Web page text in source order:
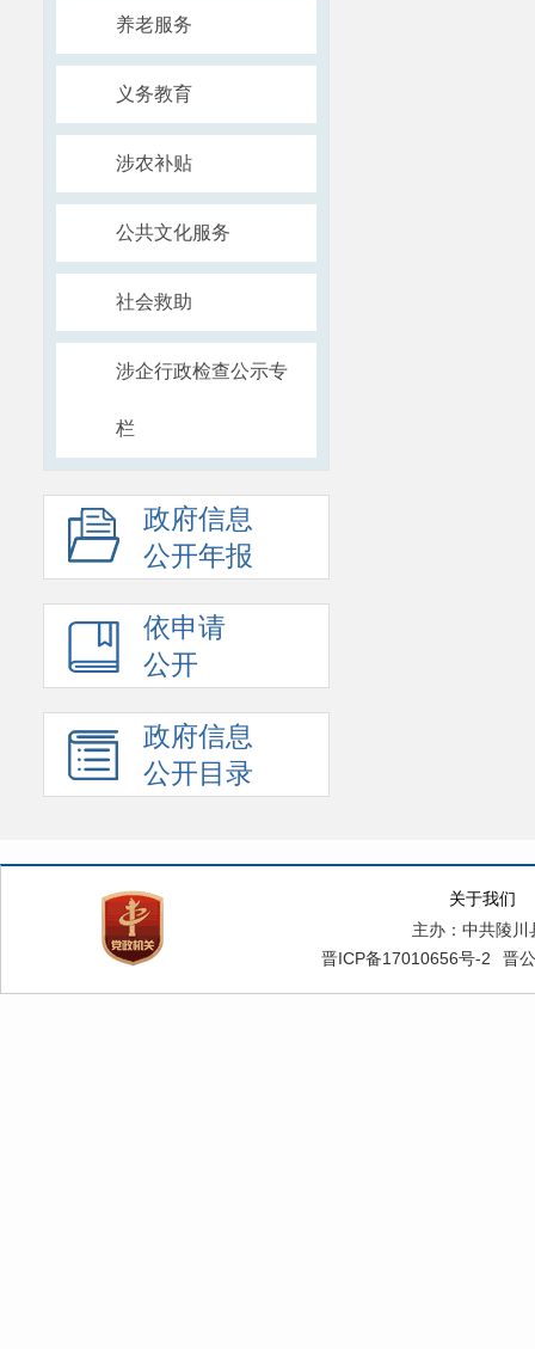
养老服务
义务教育
涉农补贴
公共文化服务
社会救助
涉企行政检查公示专
栏
政府信息
公开年报
依申请
公开
政府信息
公开目录
关于我们
主办：中共陵
晋ICP备17010656号-2
晋